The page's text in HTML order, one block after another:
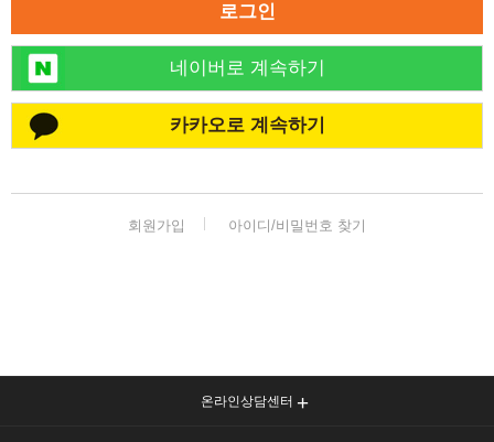
로그인
네이버로 계속하기
카카오로 계속하기
회원가입 아이디/비밀번호 찾기
온라인상담센터